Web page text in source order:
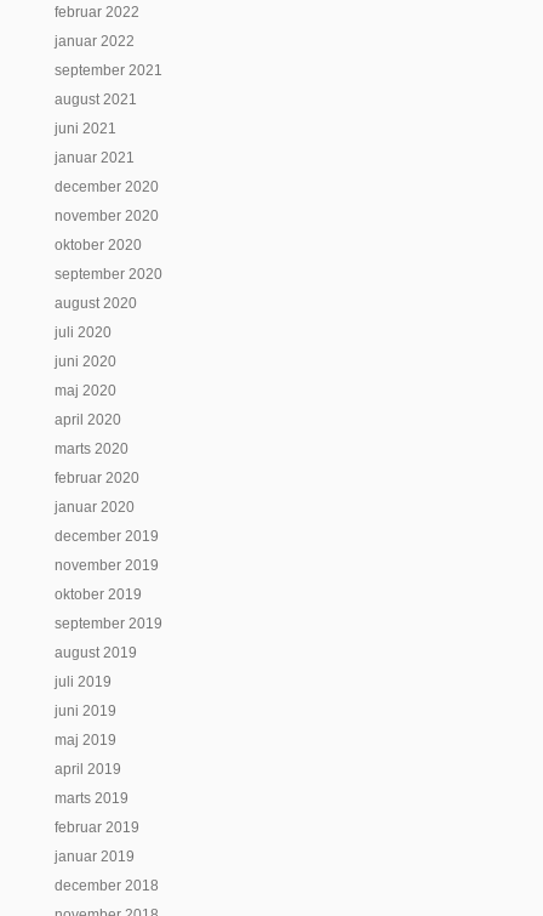
februar 2022
januar 2022
september 2021
august 2021
juni 2021
januar 2021
december 2020
november 2020
oktober 2020
september 2020
august 2020
juli 2020
juni 2020
maj 2020
april 2020
marts 2020
februar 2020
januar 2020
december 2019
november 2019
oktober 2019
september 2019
august 2019
juli 2019
juni 2019
maj 2019
april 2019
marts 2019
februar 2019
januar 2019
december 2018